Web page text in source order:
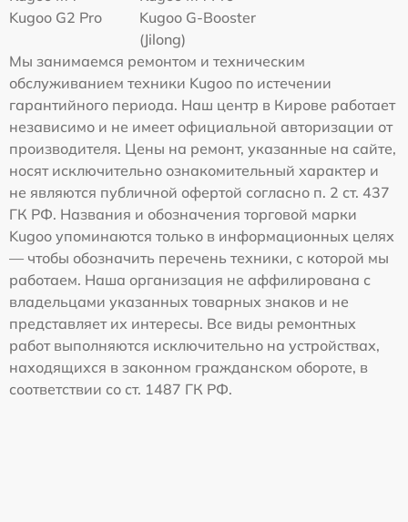
Kugoo G2 Pro
Kugoo G-Booster
(Jilong)
Мы занимаемся ремонтом и техническим
обслуживанием техники Kugoo по истечении
гарантийного периода. Наш центр в Кирове работает
независимо и не имеет официальной авторизации от
производителя. Цены на ремонт, указанные на сайте,
носят исключительно ознакомительный характер и
не являются публичной офертой согласно п. 2 ст. 437
ГК РФ. Названия и обозначения торговой марки
Kugoo упоминаются только в информационных целях
— чтобы обозначить перечень техники, с которой мы
работаем. Наша организация не аффилирована с
владельцами указанных товарных знаков и не
представляет их интересы. Все виды ремонтных
работ выполняются исключительно на устройствах,
находящихся в законном гражданском обороте, в
соответствии со ст. 1487 ГК РФ.